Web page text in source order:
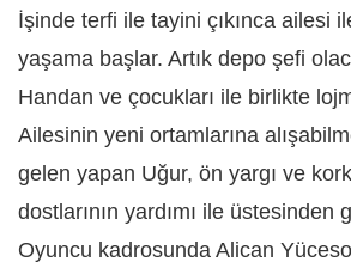
İşinde terfi ile tayini çıkınca ailesi
yaşama başlar. Artık depo şefi
Handan ve çocukları ile birlikte
Ailesinin yeni ortamlarına
gelen yapan Uğur, ön yargı ve
dostlarının yardımı ile üstesinden
Oyuncu kadrosunda Alican